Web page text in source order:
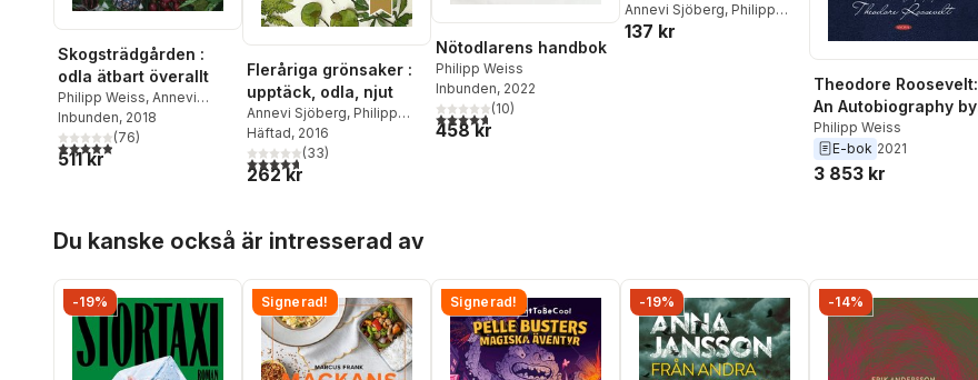
Skogsträdgården :
odla ätbart överallt
Philipp Weiss, Annevi
Sjöberg
Inbunden, 2018
4,9utav 5 stjärnor. Totalt antal röster:
(76)
511 kr
Fleråriga grönsaker :
upptäck, odla, njut
Annevi Sjöberg, Philipp
Weiss,Daniel Larsson
Häftad, 2016
4,7utav 5 stjärnor. Totalt antal röster:
(33)
262 kr
Nötodlarens handbok
Philipp Weiss
Inbunden, 2022
4,7utav 5 stjärnor. Totalt antal röster:
(10)
458 kr
tuffa, tokgoda
Annevi Sjöberg, Philipp
Weiss,Martin Gustafsson
137 kr
Theodore Roosevelt:
An Autobiography by
Theodore Roosevelt
Philipp Weiss
E-bok 2021
3 853 kr
Du kanske också är intresserad av
-19% Signerad! Signerad! -19% -14%